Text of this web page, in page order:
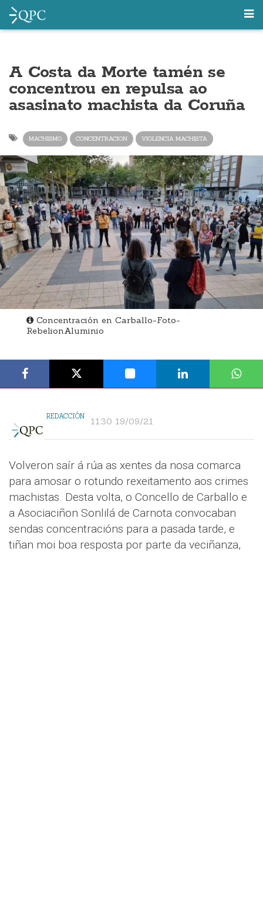
A Costa da Morte tamén se
concentrou en repulsa ao
asasinato machista da Coruña
MACHISMO CONCENTRACION VIOLENCIA MACHISTA
Concentración en Carballo-Foto-
RebelionAluminio
REDACCIÓN 11:30 19/09/21
Volveron saír á rúa as xentes da nosa comarca
para amosar o rotundo rexeitamento aos crimes
machistas. Desta volta, o Concello de Carballo e
a Asociaciñon Sonlilá de Carnota convocaban
sendas concentracións para a pasada tarde, e
tiñan moi boa resposta por parte da veciñanza,